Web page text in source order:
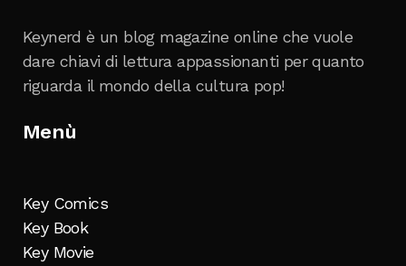
Keynerd è un blog magazine online che vuole
dare chiavi di lettura appassionanti per quanto
riguarda il mondo della cultura pop!
Menù
Key Comics
Key Book
Key Movie